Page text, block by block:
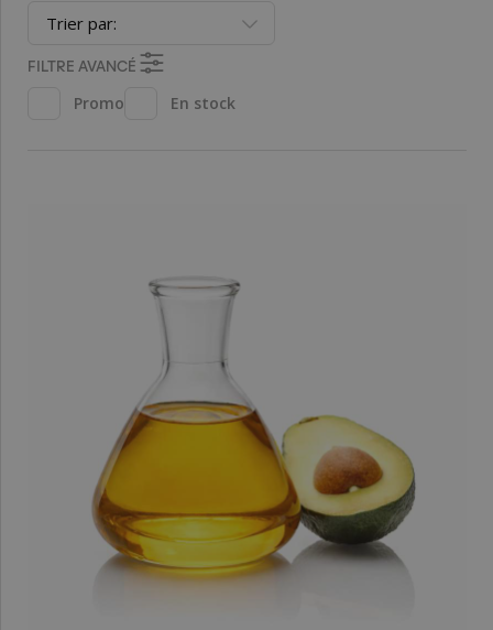
Trier par:
FILTRE AVANCÉ
Promo
En stock